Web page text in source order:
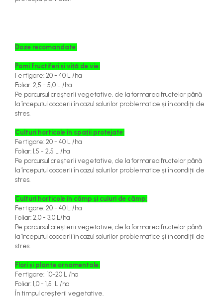
Doze recomandate:
Pomi fructiferi și viță de vie:
Fertigare: 20 - 40 L /ha
Foliar: 2,5 - 5,0 L /ha
Pe parcursul creșterii vegetative, de la formarea fructelor până
la începutul coacerii în cazul solurilor problematice și în condiții de
stres.
Culturi horticole în spații protejate:
Fertigare: 20 - 40 L /ha
Foliar: 1,5 - 2,5 L /ha
Pe parcursul creșterii vegetative, de la formarea fructelor până
la începutul coacerii în cazul solurilor problematice și în condiții de
stres.
Culturi horticole în câmp și culuri de câmp:
Fertigare: 20 - 40 L /ha
Foliar: 2,0 - 3,0 L/ha
Pe parcursul creșterii vegetative, de la formarea fructelor până
la începutul coacerii în cazul solurilor problematice și în condiții de
stres.
Flori și plante ornamentale:
Fertigare: 10-20 L /ha
Foliar: 1,0 - 1,5 L /ha
În timpul creșterii vegetative.